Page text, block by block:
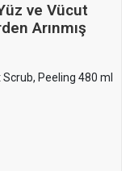
ve Vücut
Arınmış
Peeling 480 ml